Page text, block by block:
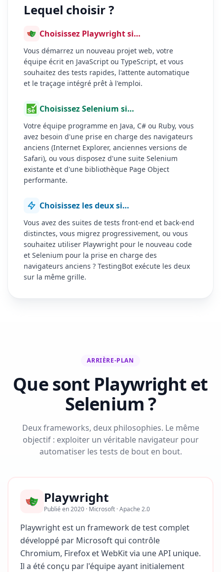
Lequel choisir ?
Choisissez Playwright si…
Vous démarrez un nouveau projet web, votre
équipe écrit en JavaScript ou TypeScript, et vous
souhaitez des tests rapides, l'attente automatique
et le traçage intégré prêt à l'emploi.
Choisissez Selenium si…
Votre équipe programme en Java, C# ou Ruby, vous
avez besoin d'une prise en charge des navigateurs
anciens (Internet Explorer, anciennes versions de
Safari), ou vous disposez d'une suite Selenium
existante et d'une bibliothèque Page Object
performante.
Choisissez les deux si…
Vous avez des suites de tests front-end et back-end
distinctes, vous migrez progressivement, ou vous
souhaitez utiliser Playwright pour le nouveau code
et Selenium pour la prise en charge des
navigateurs anciens ? TestingBot exécute les deux
sur la même grille.
ARRIÈRE-PLAN
Que sont Playwright et
Selenium ?
Deux frameworks, deux philosophies. Le même
objectif : exploiter un véritable navigateur pour
automatiser les tests de bout en bout.
Playwright
Publié en 2020 · Microsoft · Apache 2.0
Playwright est un framework de test complet
développé par Microsoft qui contrôle
Chromium, Firefox et WebKit via une API unique.
Il a été conçu par l'équipe ayant initialement